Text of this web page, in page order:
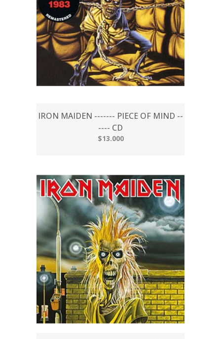
IRON MAIDEN ------- PIECE OF MIND --
---- CD
$13.000